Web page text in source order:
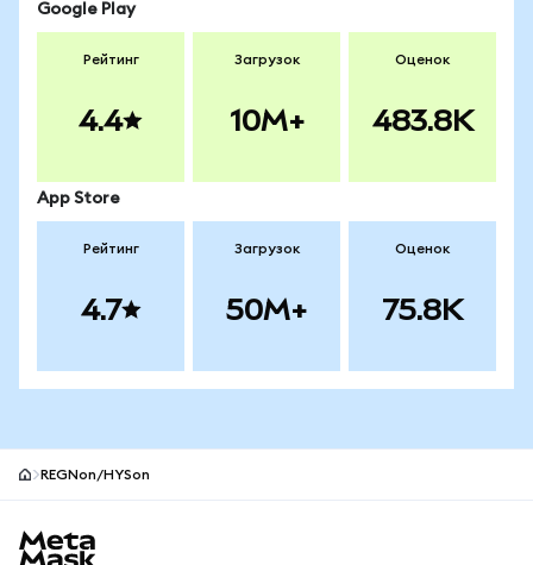
Google Play
Рейтинг
4.4
Загрузок
10M+
Оценок
483.8K
App Store
Рейтинг
4.7
Загрузок
50M+
Оценок
75.8K
REGNon/HYSon